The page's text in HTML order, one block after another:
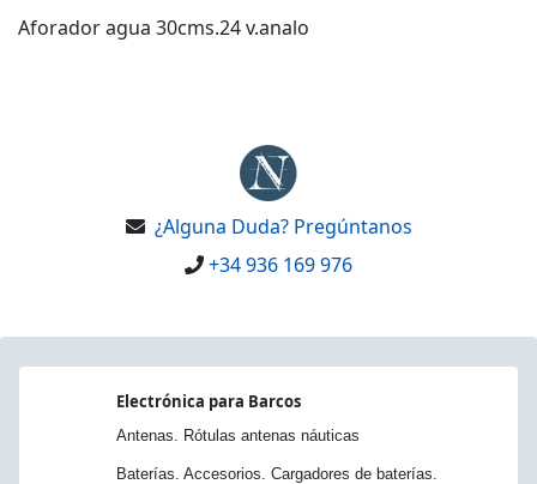
Aforador agua 30cms.24 v.analo
¿Alguna Duda? Pregúntanos
+34 936 169 976
Electrónica para Barcos
Antenas. Rótulas antenas náuticas
Baterías. Accesorios. Cargadores de baterías.